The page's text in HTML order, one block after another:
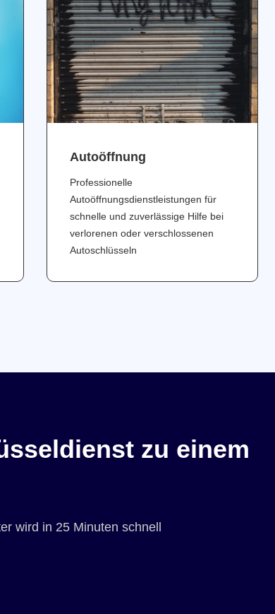
Аutoöffnung
Professionelle
Autoöffnungsdienstleistungen für
schnelle und zuverlässige Hilfe bei
verlorenen oder verschlossenen
Autoschlüsseln
zu einem
wird in 25 Minuten schnell